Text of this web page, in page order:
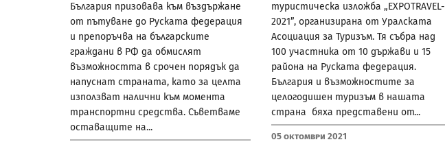
България призовава към въздържане
от пътуване до Руската федерация
и препоръчва на българските
граждани в РФ да обмислят
възможността в срочен порядък да
напуснат страната, като за целта
използват налични към момента
транспортни средства. Съветваме
оставащите на...
туристическа изложба „EXPOTRAVEL-
2021”, организирана от Уралската
Асоциация за Туризъм. Тя събра над
100 участника от 10 държави и 15
района на Руската федерация.
България и възможностите за
целогодишен туризъм в нашата
страна бяха представени от...
05 Октомври 2021